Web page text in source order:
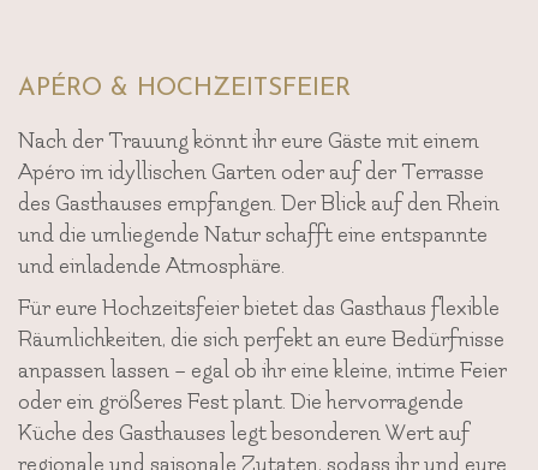
APÉRO & HOCHZEITSFEIER
Nach der Trauung könnt ihr eure Gäste mit einem
Apéro im idyllischen Garten oder auf der Terrasse
des Gasthauses empfangen. Der Blick auf den Rhein
und die umliegende Natur schafft eine entspannte
und einladende Atmosphäre.
Für eure Hochzeitsfeier bietet das Gasthaus flexible
Räumlichkeiten, die sich perfekt an eure Bedürfnisse
anpassen lassen – egal ob ihr eine kleine, intime Feier
oder ein größeres Fest plant. Die hervorragende
Küche des Gasthauses legt besonderen Wert auf
regionale und saisonale Zutaten, sodass ihr und eure